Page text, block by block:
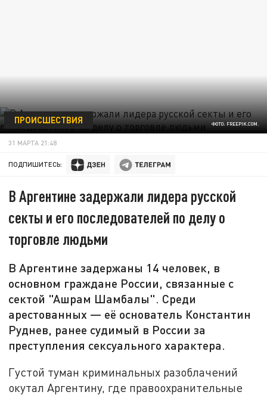
ФОТО: FREEPIK.COM.
ПРОИСШЕСТВИЯ
31 МАРТА 21:48
ПОДПИШИТЕСЬ:
В Аргентине задержали лидера русской
секты и его последователей по делу о
торговле людьми
В Аргентине задержаны 14 человек, в
основном граждане России, связанные с
сектой "Ашрам Шамбалы". Среди
арестованных — её основатель Константин
Руднев, ранее судимый в России за
преступления сексуального характера.
Густой туман криминальных разоблачений
окутал Аргентину, где правоохранительные